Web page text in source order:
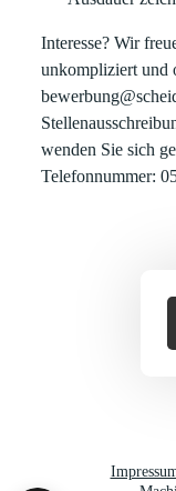
Interesse? Wir
unkompliziert und
wenden Sie sich
Telefonnummer: